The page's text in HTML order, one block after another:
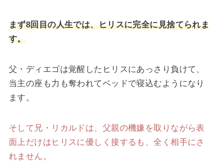
まず8回目の人生では、ヒリスに完全に見捨てられま
す。
父・ディエゴは覚醒したヒリスにあっさり負けて、
当主の座も力も奪われてベッドで寝込むようになり
ます。
そして兄・リカルドは、父親の機嫌を取りながら表
面上だけはヒリスに優しく接するも、全く相手にさ
れません。